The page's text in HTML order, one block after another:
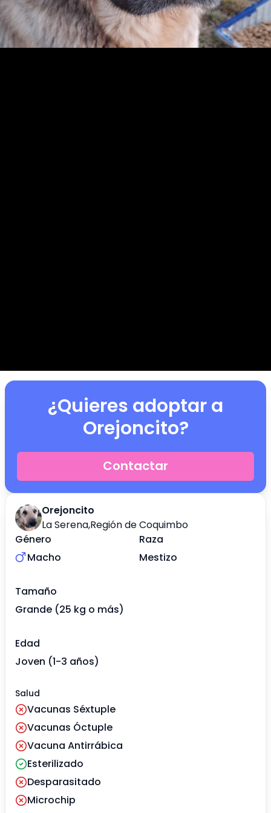
Orejoncito
La Serena,Región de Coquimbo
Género
Macho
Raza
Mestizo
Tamaño
Grande (25 kg o más)
Edad
Joven (1-3 años)
Salud
Vacunas Séxtuple
Vacunas Óctuple
Vacuna Antirrábica
Esterilizado
Desparasitado
Microchip
¿Quieres adoptar a
Orejoncito?
Contactar